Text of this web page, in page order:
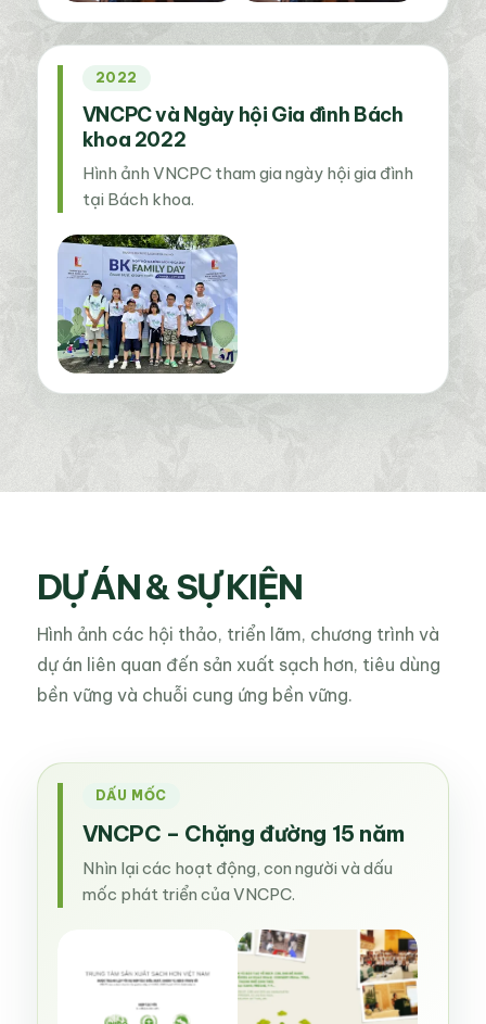
2022
VNCPC và Ngày hội Gia đình Bách
khoa 2022
Hình ảnh VNCPC tham gia ngày hội gia đình
tại Bách khoa.
DỰ ÁN & SỰ KIỆN
Hình ảnh các hội thảo, triển lãm, chương trình và
dự án liên quan đến sản xuất sạch hơn, tiêu dùng
bền vững và chuỗi cung ứng bền vững.
DẤU MỐC
VNCPC – Chặng đường 15 năm
Nhìn lại các hoạt động, con người và dấu
mốc phát triển của VNCPC.